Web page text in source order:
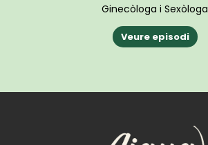
Ginecòloga i Sexòloga
Veure episodi